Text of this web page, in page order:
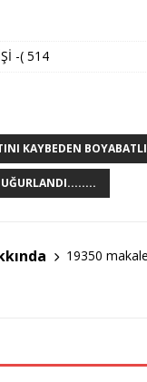
-( 514
KAYBEDEN
UĞURLANDI........
19350 makale